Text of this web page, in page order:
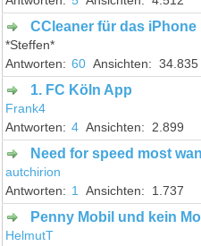
CCleaner für das iPhone
*Steffen*
60
34.835
1. FC Köln App
Frank4
4
2.899
Need for speed most
autchirion
1
1.737
Penny Mobil und kein
HelmutT